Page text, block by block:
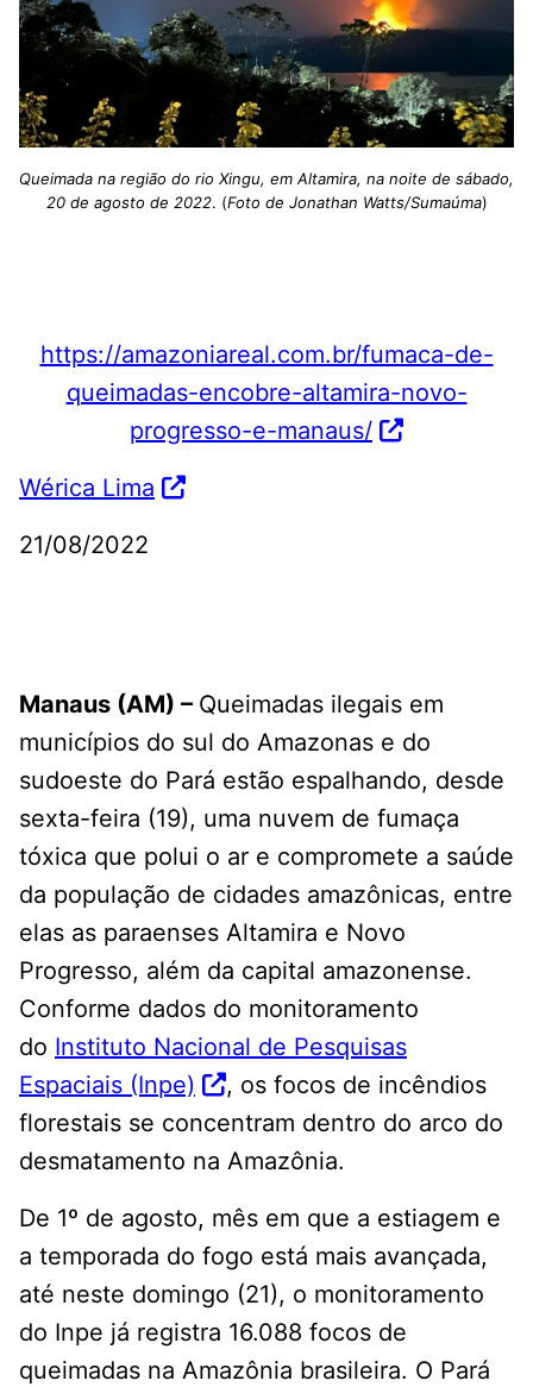
Queimada na região do rio Xingu, em Altamira, na noite de sábado,
20 de agosto de 2022. (Foto de Jonathan Watts/Sumaúma)
https://amazoniareal.com.br/fumaca-de-
queimadas-encobre-altamira-novo-
progresso-e-manaus/
Wérica Lima
21/08/2022
Manaus (AM) – Queimadas ilegais em
municípios do sul do Amazonas e do
sudoeste do Pará estão espalhando, desde
sexta-feira (19), uma nuvem de fumaça
tóxica que polui o ar e compromete a saúde
da população de cidades amazônicas, entre
elas as paraenses Altamira e Novo
Progresso, além da capital amazonense.
Conforme dados do monitoramento
do Instituto Nacional de Pesquisas
Espaciais (Inpe)
, os focos de incêndios
florestais se concentram dentro do arco do
desmatamento na Amazônia.
De 1º de agosto, mês em que a estiagem e
a temporada do fogo está mais avançada,
até neste domingo (21), o monitoramento
do Inpe já registra 16.088 focos de
queimadas na Amazônia brasileira. O Pará